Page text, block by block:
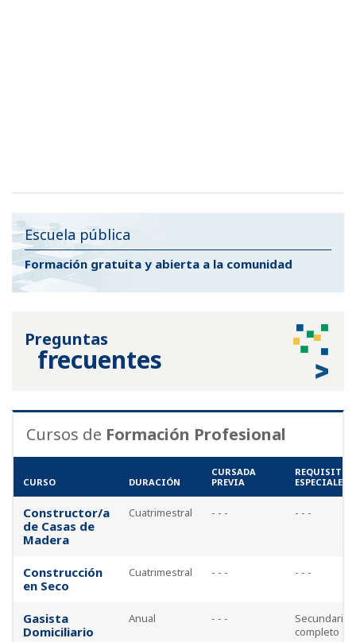
Escuela pública
Formación gratuita y abierta a la comunidad
Preguntas
frecuentes
Cursos de Formación Profesional
CURSO DURACIÓN
CURSADA
PREVIA
REQUISITOS
ESPECIALES
Constructor/a
de Casas de
Madera
Cuatrimestral - - - - - -
Construcción
en Seco
Cuatrimestral - - - - - -
Gasista
Domiciliario
Anual - - -
Secundario
completo